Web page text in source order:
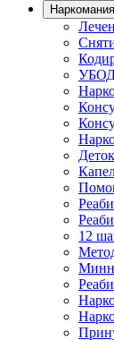
Наркомания
12